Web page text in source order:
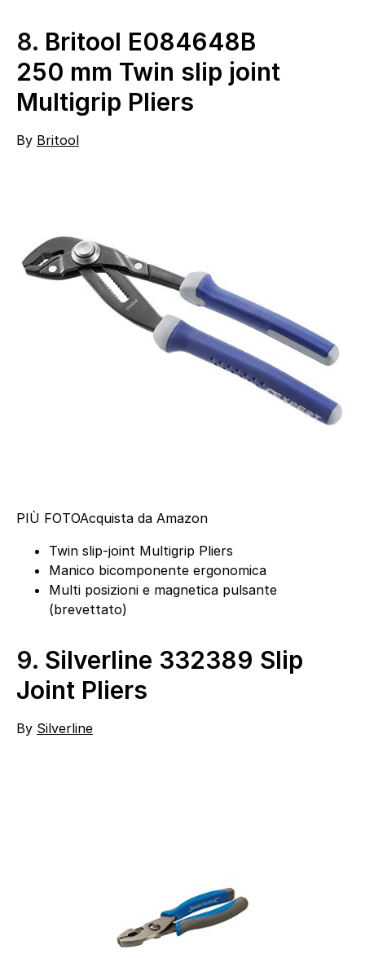
8. Britool E084648B
250 mm Twin slip joint
Multigrip Pliers
By Britool
PIÙ FOTOAcquista da Amazon
Twin slip-joint Multigrip Pliers
Manico bicomponente ergonomica
Multi posizioni e magnetica pulsante
(brevettato)
9. Silverline 332389 Slip
Joint Pliers
By Silverline